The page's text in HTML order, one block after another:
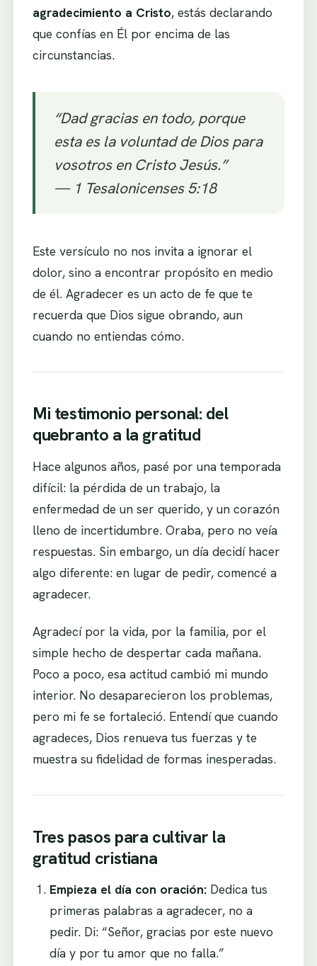
agradecimiento a Cristo, estás declarando
que confías en Él por encima de las
circunstancias.
“Dad gracias en todo, porque
esta es la voluntad de Dios para
vosotros en Cristo Jesús.”
— 1 Tesalonicenses 5:18
Este versículo no nos invita a ignorar el
dolor, sino a encontrar propósito en medio
de él. Agradecer es un acto de fe que te
recuerda que Dios sigue obrando, aun
cuando no entiendas cómo.
Mi testimonio personal: del
quebranto a la gratitud
Hace algunos años, pasé por una temporada
difícil: la pérdida de un trabajo, la
enfermedad de un ser querido, y un corazón
lleno de incertidumbre. Oraba, pero no veía
respuestas. Sin embargo, un día decidí hacer
algo diferente: en lugar de pedir, comencé a
agradecer.
Agradecí por la vida, por la familia, por el
simple hecho de despertar cada mañana.
Poco a poco, esa actitud cambió mi mundo
interior. No desaparecieron los problemas,
pero mi fe se fortaleció. Entendí que cuando
agradeces, Dios renueva tus fuerzas y te
muestra su fidelidad de formas inesperadas.
Tres pasos para cultivar la
gratitud cristiana
Empieza el día con oración: Dedica tus
primeras palabras a agradecer, no a
pedir. Di: “Señor, gracias por este nuevo
día y por tu amor que no falla.”